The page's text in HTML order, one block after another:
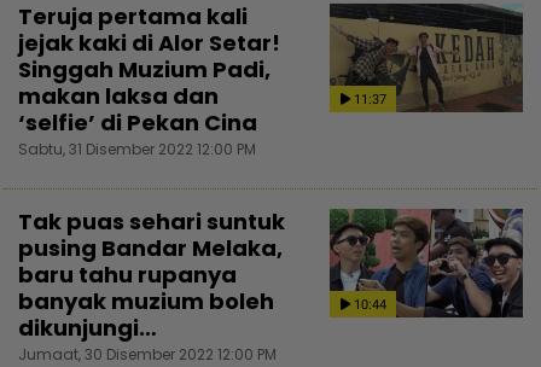
11:37
Teruja pertama kali
jejak kaki di Alor Setar!
Singgah Muzium Padi,
makan laksa dan
‘selfie’ di Pekan Cina
Sabtu, 31 Disember 2022 12:00 PM
10:44
Tak puas sehari suntuk
pusing Bandar Melaka,
baru tahu rupanya
banyak muzium boleh
dikunjungi…
Jumaat, 30 Disember 2022 12:00 PM